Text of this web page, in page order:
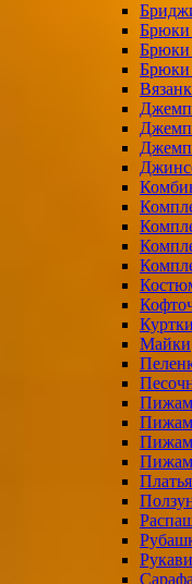
Брюки
Брюки
Брюки
Майки
Платья